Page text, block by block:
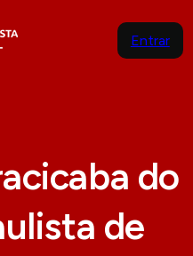
Entrar
do
de